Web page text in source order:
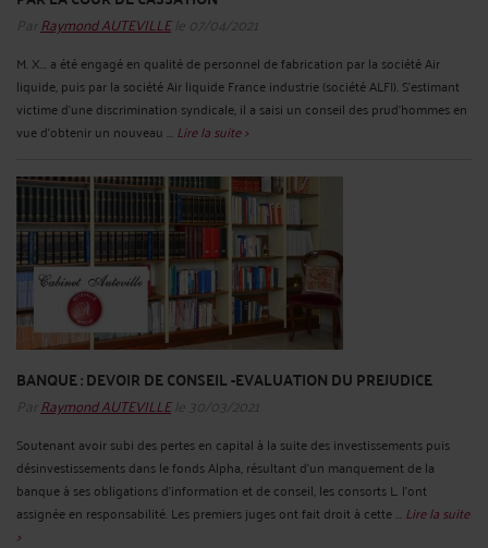
Par Raymond AUTEVILLEle 07/04/2021
M. X... a été engagé en qualité de personnel de fabrication par la société Air
liquide, puis par la société Air liquide France industrie (société ALFI). S’estimant
victime d’une discrimination syndicale, il a saisi un conseil des prud’hommes en
vue d’obtenir un nouveau ... Lire la suite >
BANQUE : DEVOIR DE CONSEIL -EVALUATION DU PREJUDICE
Par Raymond AUTEVILLEle 30/03/2021
Soutenant avoir subi des pertes en capital à la suite des investissements puis
désinvestissements dans le fonds Alpha, résultant d'un manquement de la
banque à ses obligations d'information et de conseil, les consorts L. l'ont
assignée en responsabilité. Les premiers juges ont fait droit à cette ... Lire la suite
>